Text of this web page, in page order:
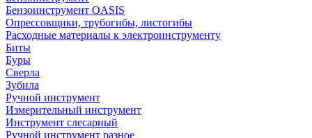
Бензоинструмент OASIS
Опрессовщики, трубогибы, листогибы
Расходные материалы к электроинструменту
Биты
Буры
Сверла
Зубила
Ручной инструмент
Измерительный инструмент
Инструмент слесарный
Ручной инструмент разное